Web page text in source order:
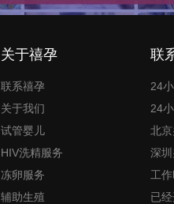
关于禧孕
联系禧孕
关于我们
试管婴儿
HIV洗精服务
冻卵服务
辅助生殖
联
24
24
北
深
工
已